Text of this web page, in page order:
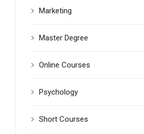
Marketing
Master Degree
Online Courses
Psychology
Short Courses